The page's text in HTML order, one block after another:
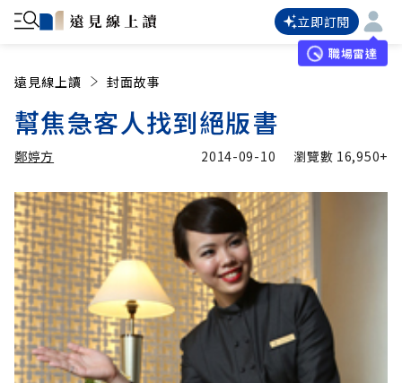
立即訂閱
職場雷達
遠見線上讀 封面故事
幫焦急客人找到絕版書
鄭婷方
鄭婷方 加入追蹤
2014-09-10 瀏覽數 16,950+